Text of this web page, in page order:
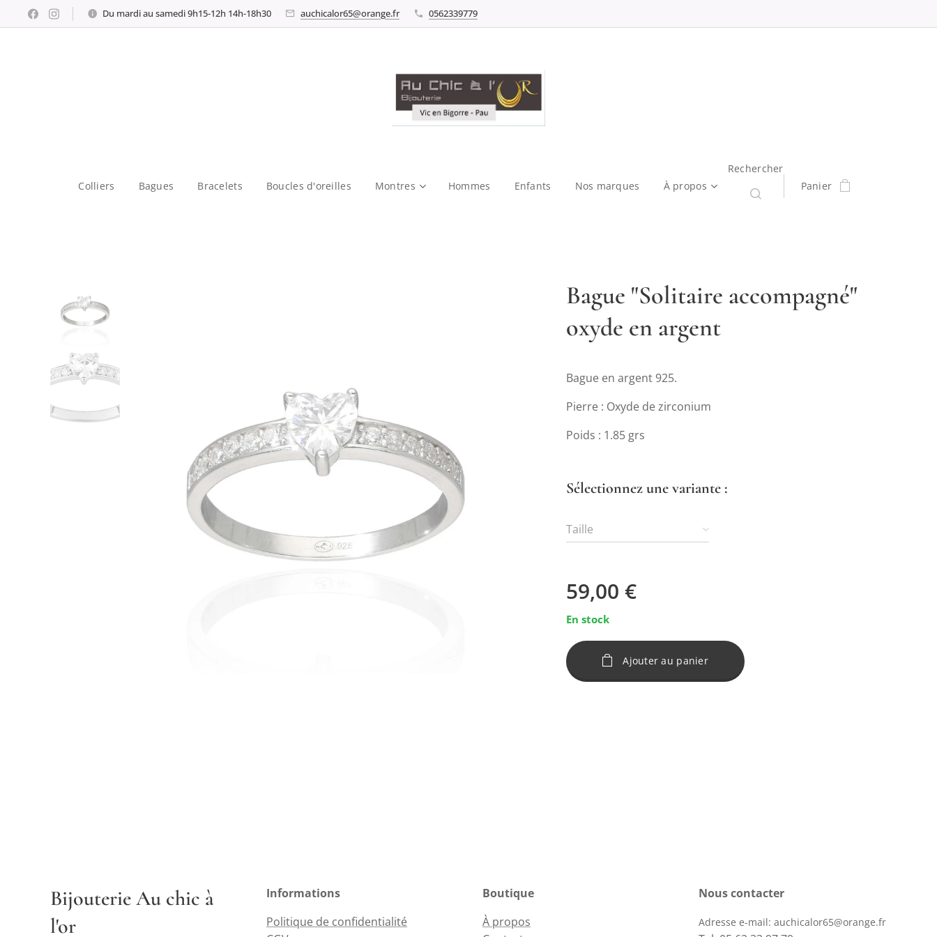
Du mardi au samedi 9h15-12h 14h-18h30 auchicalor65@orange.fr 0562339779
Colliers Bagues Bracelets Boucles d'oreilles Montres Hommes Enfants Nos marques À propos
Rechercher
Panier
Bague "Solitaire accompagné"
oxyde en argent
Bague en argent 925.
Pierre : Oxyde de zirconium
Poids : 1.85 grs
Sélectionnez une variante :
Taille
59,00 €
En stock
Ajouter au panier
Bijouterie Au chic à
l'or
Informations
Politique de confidentialité
Boutique
À propos
Nous contacter
Adresse e-mail: auchicalor65@orange.fr